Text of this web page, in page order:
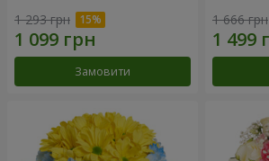
1 293 грн
Замовити
1 666 грн